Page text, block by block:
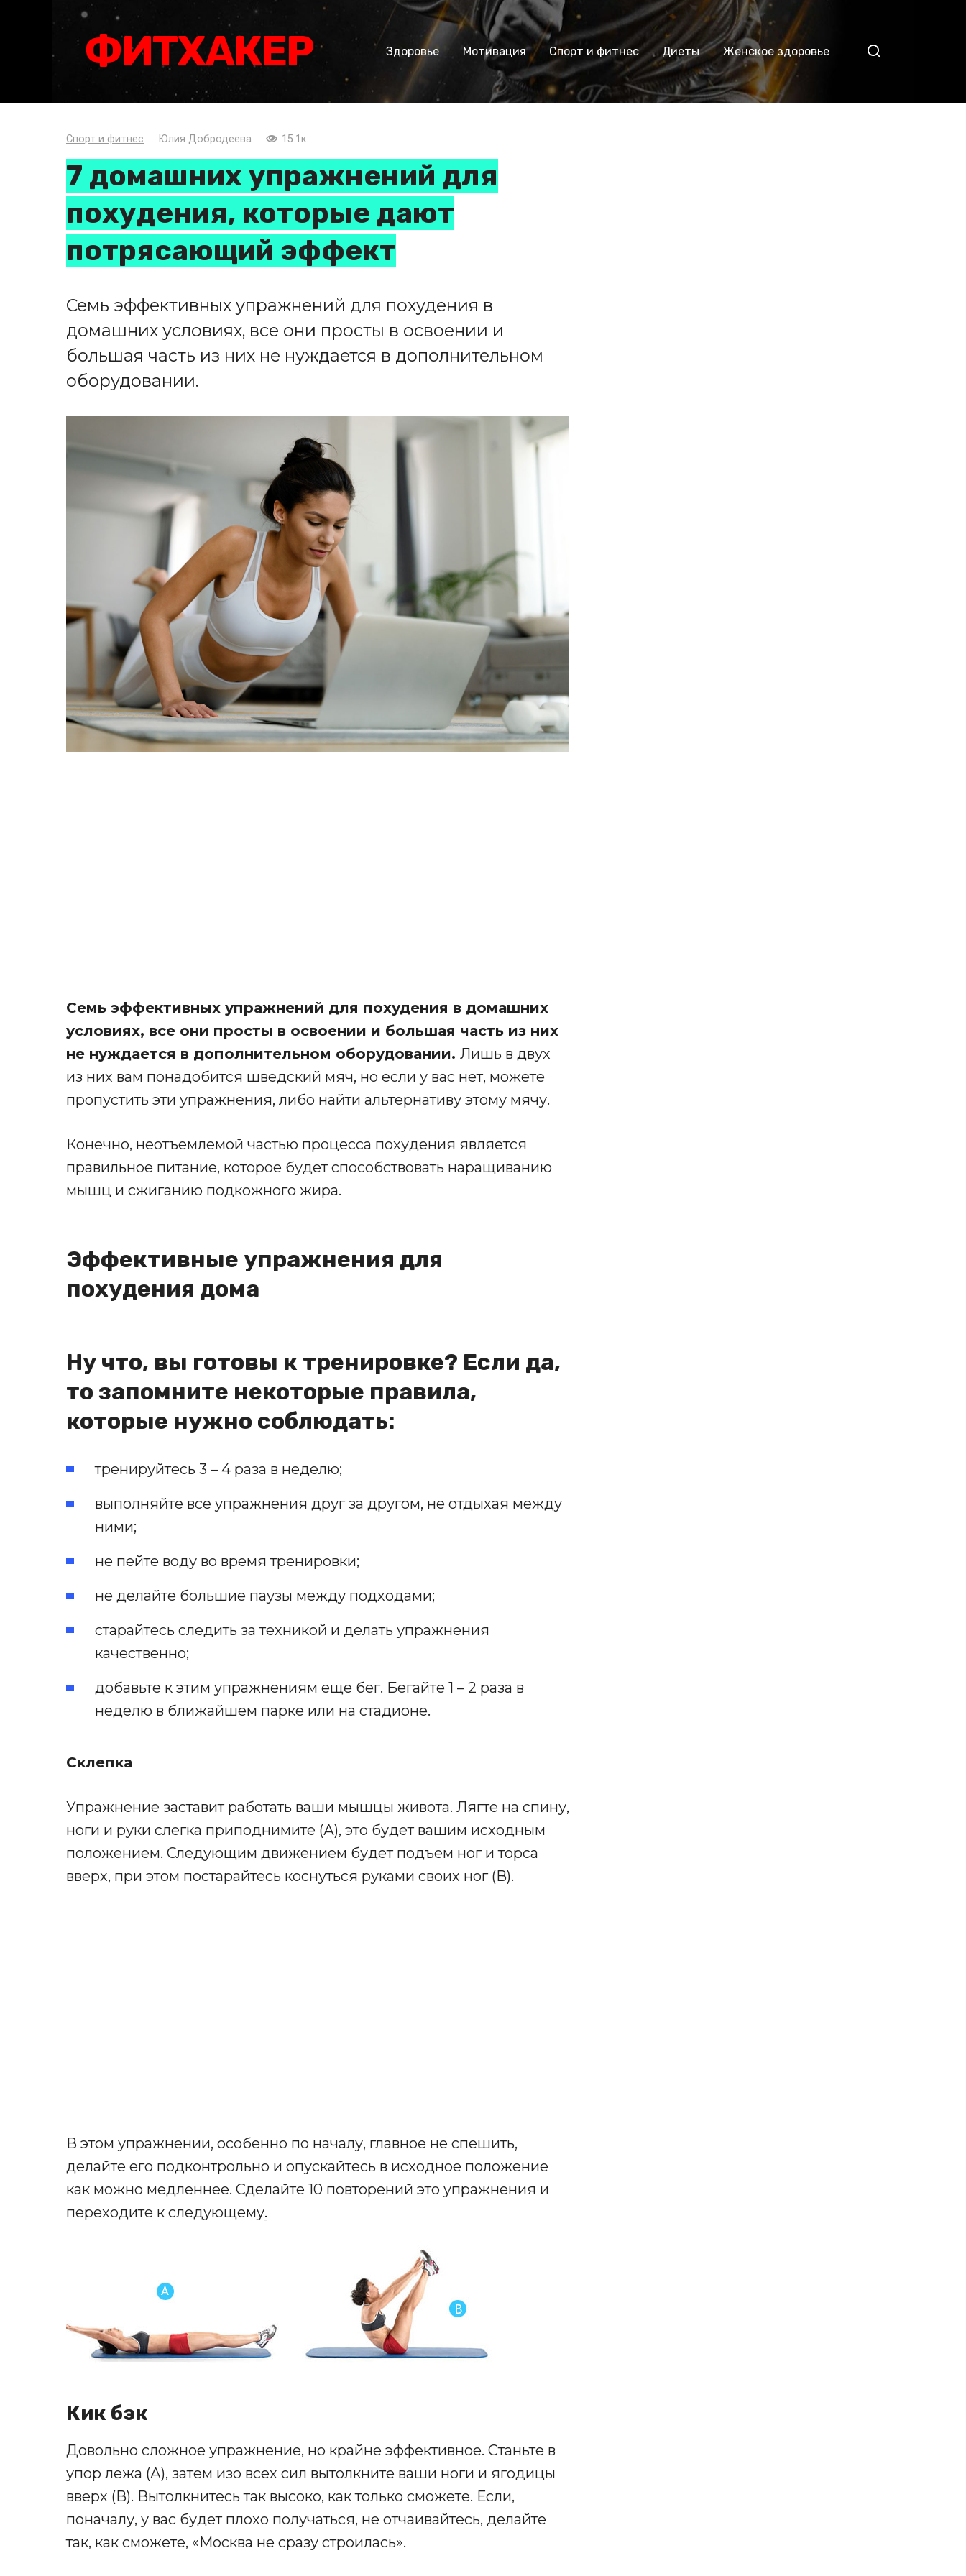
ФИТХАКЕР Здоровье Мотивация Спорт и фитнес Диеты Женское здоровье
Спорт и фитнес Юлия Добродеева 15.1к.
7 домашних упражнений для
похудения, которые дают
потрясающий эффект
Семь эффективных упражнений для похудения в
домашних условиях, все они просты в освоении и
большая часть из них не нуждается в дополнительном
оборудовании.
Семь эффективных упражнений для похудения в домашних
условиях, все они просты в освоении и большая часть из них
не нуждается в дополнительном оборудовании. Лишь в двух
из них вам понадобится шведский мяч, но если у вас нет, можете
пропустить эти упражнения, либо найти альтернативу этому мячу.
Конечно, неотъемлемой частью процесса похудения является
правильное питание, которое будет способствовать наращиванию
мышц и сжиганию подкожного жира.
Эффективные упражнения для
похудения дома
Ну что, вы готовы к тренировке? Если да,
то запомните некоторые правила,
которые нужно соблюдать:
тренируйтесь 3 – 4 раза в неделю;
выполняйте все упражнения друг за другом, не отдыхая между
ними;
не пейте воду во время тренировки;
не делайте большие паузы между подходами;
старайтесь следить за техникой и делать упражнения
качественно;
добавьте к этим упражнениям еще бег. Бегайте 1 – 2 раза в
неделю в ближайшем парке или на стадионе.
Склепка
Упражнение заставит работать ваши мышцы живота. Лягте на спину,
ноги и руки слегка приподнимите (А), это будет вашим исходным
положением. Следующим движением будет подъем ног и торса
вверх, при этом постарайтесь коснуться руками своих ног (В).
В этом упражнении, особенно по началу, главное не спешить,
делайте его подконтрольно и опускайтесь в исходное положение
как можно медленнее. Сделайте 10 повторений это упражнения и
переходите к следующему.
Кик бэк
Довольно сложное упражнение, но крайне эффективное. Станьте в
упор лежа (А), затем изо всех сил вытолкните ваши ноги и ягодицы
вверх (В). Вытолкнитесь так высоко, как только сможете. Если,
поначалу, у вас будет плохо получаться, не отчаивайтесь, делайте
так, как сможете, «Москва не сразу строилась».